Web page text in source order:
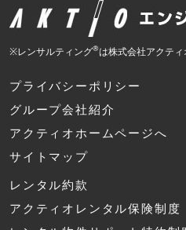
※レンサルティング®は株式会社アクテ
プライバシーポリシー
グループ会社紹介
アクティオホームページへ
サイトマップ
レンタル約款
アクティオレンタル保険制度